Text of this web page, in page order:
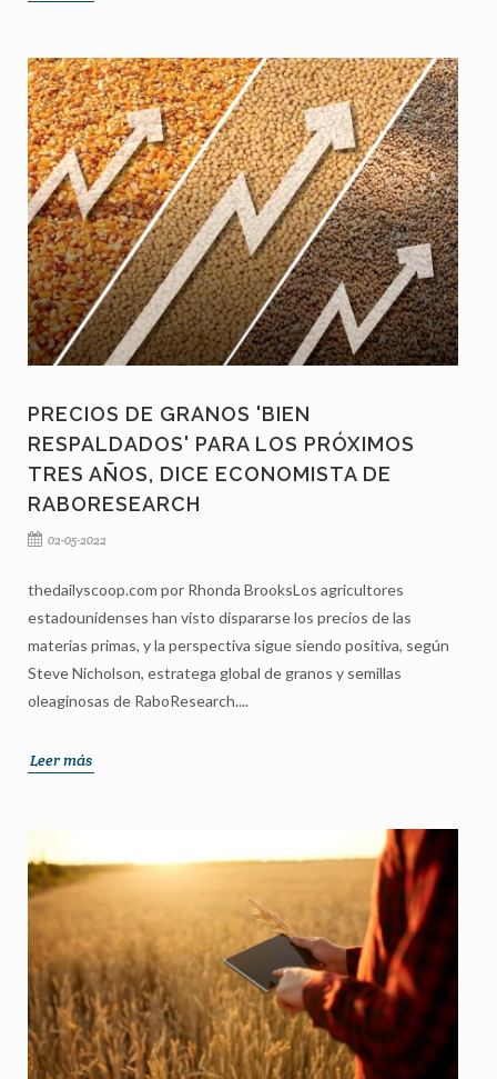
PRECIOS DE GRANOS 'BIEN
RESPALDADOS' PARA LOS PRÓXIMOS
TRES AÑOS, DICE ECONOMISTA DE
RABORESEARCH
02-05-2022
thedailyscoop.com por Rhonda BrooksLos agricultores
estadounidenses han visto dispararse los precios de las
materias primas, y la perspectiva sigue siendo positiva, según
Steve Nicholson, estratega global de granos y semillas
oleaginosas de RaboResearch....
Leer más